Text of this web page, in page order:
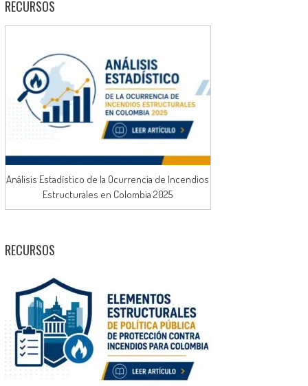
RECURSOS
Análisis Estadístico de la Ocurrencia de Incendios
Estructurales en Colombia 2025
RECURSOS